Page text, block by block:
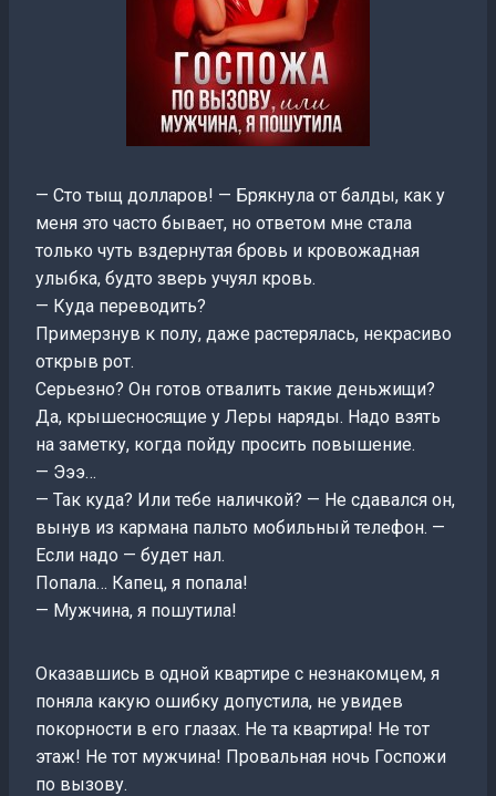
— Сто тыщ долларов! — Брякнула от балды, как у
меня это часто бывает, но ответом мне стала
только чуть вздернутая бровь и кровожадная
улыбка, будто зверь учуял кровь.
— Куда переводить?
Примерзнув к полу, даже растерялась, некрасиво
открыв рот.
Серьезно? Он готов отвалить такие деньжищи?
Да, крышесносящие у Леры наряды. Надо взять
на заметку, когда пойду просить повышение.
— Эээ…
— Так куда? Или тебе наличкой? — Не сдавался он,
вынув из кармана пальто мобильный телефон. —
Если надо — будет нал.
Попала… Капец, я попала!
— Мужчина, я пошутила!
Оказавшись в одной квартире с незнакомцем, я
поняла какую ошибку допустила, не увидев
покорности в его глазах. Не та квартира! Не тот
этаж! Не тот мужчина! Провальная ночь Госпожи
по вызову.